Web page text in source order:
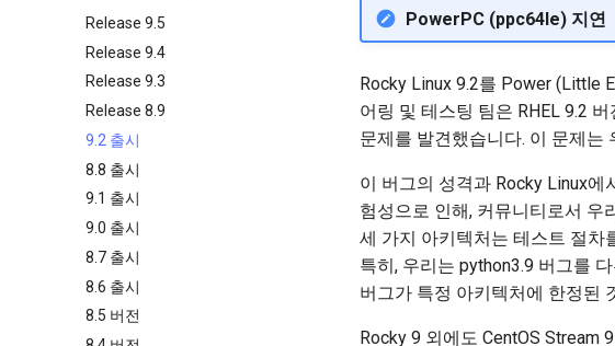
Release 9.5
Release 9.4
Release 9.3
Release 8.9
9.2 출시
8.8 출시
9.1 출시
9.0 출시
8.7 출시
8.6 출시
8.5 버전
PowerPC (ppc64le) 지연
Rocky Linux 9.2를 Power (Little
어링 및 테스팅 팀은 RHEL 9.2
문제를 발견했습니다. 이 문제는
이 버그의 성격과 Rocky Linux
험성으로 인해, 커뮤니티로서 우
세 가지 아키텍처는 테스트 절차
특히, 우리는 python3.9 버그를
버그가 특정 아키텍처에 한정된
Rocky 9 외에도 CentOS Stream